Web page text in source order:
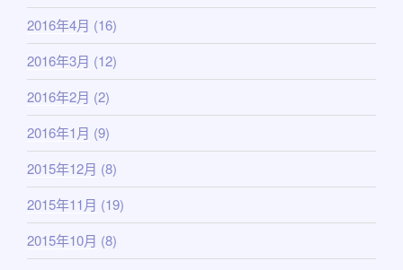
2016年4月 (16)
2016年3月 (12)
2016年2月 (2)
2016年1月 (9)
2015年12月 (8)
2015年11月 (19)
2015年10月 (8)